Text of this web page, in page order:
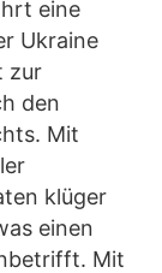
eine
Ukraine
zur
den
Mit
klüger
einen
Mit